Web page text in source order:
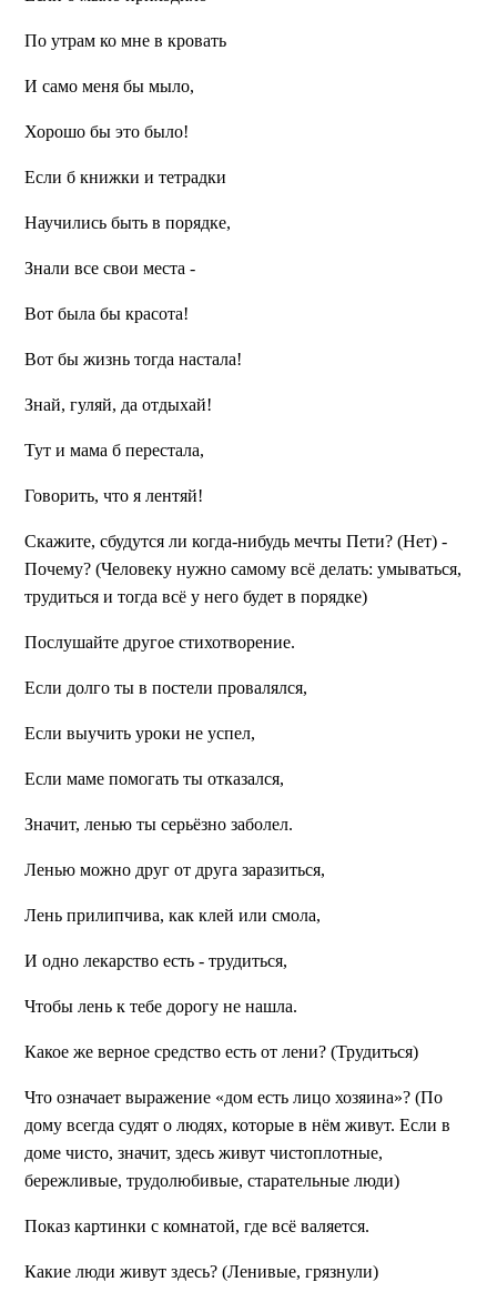
По утрам ко мне в кровать
И само меня бы мыло,
Хорошо бы это было!
Если б книжки и тетрадки
Научились быть в порядке,
Знали все свои места -
Вот была бы красота!
Вот бы жизнь тогда настала!
Знай, гуляй, да отдыхай!
Тут и мама б перестала,
Говорить, что я лентяй!
Скажите, сбудутся ли когда-нибудь мечты Пети? (Нет) -
Почему? (Человеку нужно самому всё делать: умываться,
трудиться и тогда всё у него будет в порядке)
Послушайте другое стихотворение.
Если долго ты в постели провалялся,
Если выучить уроки не успел,
Если маме помогать ты отказался,
Значит, ленью ты серьёзно заболел.
Ленью можно друг от друга заразиться,
Лень прилипчива, как клей или смола,
И одно лекарство есть - трудиться,
Чтобы лень к тебе дорогу не нашла.
Какое же верное средство есть от лени? (Трудиться)
Что означает выражение «дом есть лицо хозяина»? (По
дому всегда судят о людях, которые в нём живут. Если в
доме чисто, значит, здесь живут чистоплотные,
бережливые, трудолюбивые, старательные люди)
Показ картинки с комнатой, где всё валяется.
Какие люди живут здесь? (Ленивые, грязнули)